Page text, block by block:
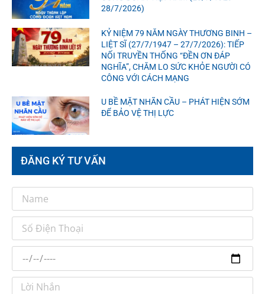
28/7/2026)
KỶ NIỆM 79 NĂM NGÀY THƯƠNG BINH –
LIỆT SĨ (27/7/1947 – 27/7/2026): TIẾP
NỐI TRUYỀN THỐNG “ĐỀN ƠN ĐÁP
NGHĨA”, CHĂM LO SỨC KHỎE NGƯỜI CÓ
CÔNG VỚI CÁCH MẠNG
U BỀ MẶT NHÃN CẦU – PHÁT HIỆN SỚM
ĐỂ BẢO VỆ THỊ LỰC
ĐĂNG KÝ TƯ VẤN